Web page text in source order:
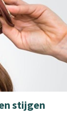
stijgen